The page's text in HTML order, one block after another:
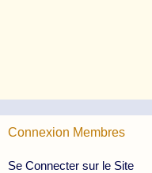
Connexion Membres
Se Connecter sur le Site